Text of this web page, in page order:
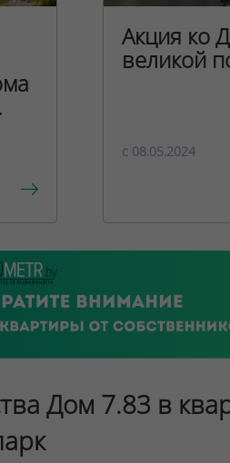
Акция ко
великой
c 08.05.2024
Дом 7.83 в